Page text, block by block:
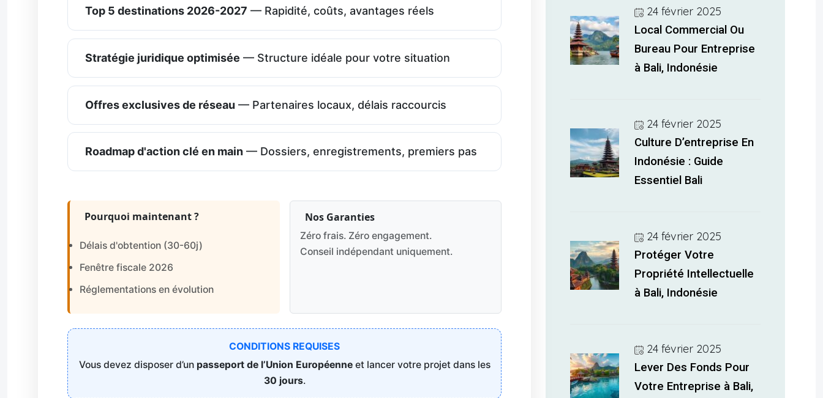
Top 5 destinations 2026-2027 — Rapidité, coûts, avantages réels
Stratégie juridique optimisée — Structure idéale pour votre situation
Offres exclusives de réseau — Partenaires locaux, délais raccourcis
Roadmap d'action clé en main — Dossiers, enregistrements, premiers pas
Pourquoi maintenant ?
Délais d'obtention (30-60j)
Fenêtre fiscale 2026
Réglementations en évolution
Nos Garanties
Zéro frais. Zéro engagement.
Conseil indépendant uniquement.
CONDITIONS REQUISES
Vous devez disposer d’un passeport de l’Union Européenneet lancer votre projet dans les
30 jours.
24 février 2025
Local Commercial Ou
Bureau Pour Entreprise
à Bali, Indonésie
24 février 2025
Culture D’entreprise En
Indonésie : Guide
Essentiel Bali
24 février 2025
Protéger Votre
Propriété Intellectuelle
à Bali, Indonésie
24 février 2025
Lever Des Fonds Pour
Votre Entreprise à Bali,